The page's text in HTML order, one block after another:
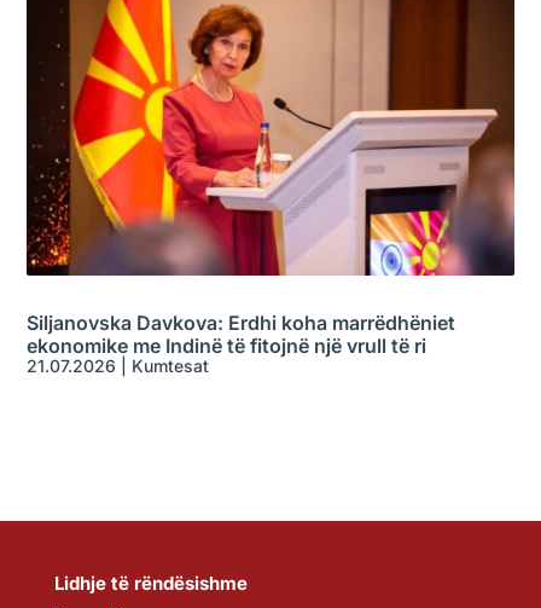
Siljanovska Davkova: Erdhi koha marrëdhëniet
ekonomike me Indinë të fitojnë një vrull të ri
21.07.2026 Kumtesat
Lidhje të rëndësishme